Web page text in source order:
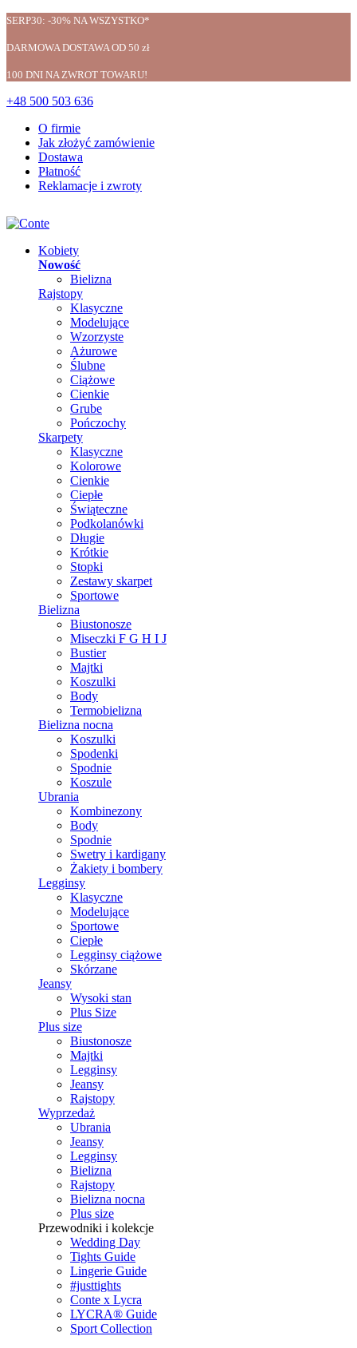
SERP30: -30% NA WSZYSTKO*
DARMOWA DOSTAWA OD 50 zł
100 DNI NA ZWROT TOWARU!
+48 500 503 636
O firmie
Jak złożyć zamówienie
Dostawa
Płatność
Reklamacje i zwroty
Kobiety
Nowość
Bielizna
Rajstopy
Klasyczne
Modelujące
Wzorzyste
Ażurowe
Ślubne
Ciążowe
Cienkie
Grube
Pończochy
Skarpety
Klasyczne
Kolorowe
Cienkie
Ciepłe
Świąteczne
Podkolanówki
Długie
Krótkie
Stopki
Zestawy skarpet
Sportowe
Bielizna
Biustonosze
Miseczki F G H I J
Bustier
Majtki
Koszulki
Body
Termobielizna
Bielizna nocna
Koszulki
Spodenki
Spodnie
Koszule
Ubrania
Kombinezony
Body
Spodnie
Swetry i kardigany
Żakiety i bombery
Legginsy
Klasyczne
Modelujące
Sportowe
Ciepłe
Legginsy ciążowe
Skórzane
Jeansy
Wysoki stan
Plus Size
Plus size
Biustonosze
Majtki
Legginsy
Jeansy
Rajstopy
Wyprzedaż
Ubrania
Jeansy
Legginsy
Bielizna
Rajstopy
Bielizna nocna
Plus size
Przewodniki i kolekcje
Wedding Day
Tights Guide
Lingerie Guide
#justtights
Conte x Lycra
LYCRA® Guide
Sport Сollection